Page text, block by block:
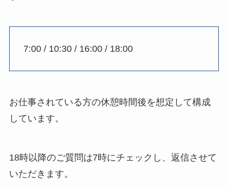
7:00 / 10:30 / 16:00 / 18:00
お仕事されている方の休憩時間後を想定して構成
しています。
18時以降のご質問は7時にチェックし、返信させて
いただきます。